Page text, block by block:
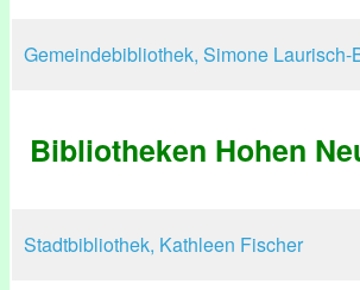
Gemeindebibliothek, Simone Laurisch-
Bibliotheken Hohen
Stadtbibliothek, Kathleen Fischer